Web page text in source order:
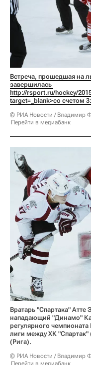
Встреча, прошедшая на
http://rsport.ru/hockey/
target=_blank>со счетом
© РИА Новости / Владимир
Перейти в медиабанк
Вратарь "Спартака" Атте
нападающий "Динамо"
регулярного
лиги между ХК
(Рига).
© РИА Новости / Владимир
Перейти в медиабанк